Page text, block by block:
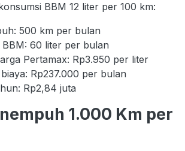
BBM 12 liter per 100 km:
500 km per bulan
BBM: 60 liter per bulan
Pertamax: Rp3.950 per liter
Rp237.000 per bulan
Rp2,84 juta
1.000 Km per